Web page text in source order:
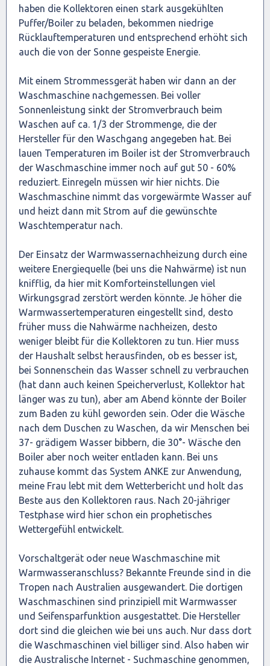
haben die Kollektoren einen stark ausgekühlten
Puffer/Boiler zu beladen, bekommen niedrige
Rücklauftemperaturen und entsprechend erhöht sich
auch die von der Sonne gespeiste Energie.
Mit einem Strommessgerät haben wir dann an der
Waschmaschine nachgemessen. Bei voller
Sonnenleistung sinkt der Stromverbrauch beim
Waschen auf ca. 1/3 der Strommenge, die der
Hersteller für den Waschgang angegeben hat. Bei
lauen Temperaturen im Boiler ist der Stromverbrauch
der Waschmaschine immer noch auf gut 50 - 60%
reduziert. Einregeln müssen wir hier nichts. Die
Waschmaschine nimmt das vorgewärmte Wasser auf
und heizt dann mit Strom auf die gewünschte
Waschtemperatur nach.
Der Einsatz der Warmwassernachheizung durch eine
weitere Energiequelle (bei uns die Nahwärme) ist nun
knifflig, da hier mit Komforteinstellungen viel
Wirkungsgrad zerstört werden könnte. Je höher die
Warmwassertemperaturen eingestellt sind, desto
früher muss die Nahwärme nachheizen, desto
weniger bleibt für die Kollektoren zu tun. Hier muss
der Haushalt selbst herausfinden, ob es besser ist,
bei Sonnenschein das Wasser schnell zu verbrauchen
(hat dann auch keinen Speicherverlust, Kollektor hat
länger was zu tun), aber am Abend könnte der Boiler
zum Baden zu kühl geworden sein. Oder die Wäsche
nach dem Duschen zu Waschen, da wir Menschen bei
37- grädigem Wasser bibbern, die 30°- Wäsche den
Boiler aber noch weiter entladen kann. Bei uns
zuhause kommt das System ANKE zur Anwendung,
meine Frau lebt mit dem Wetterbericht und holt das
Beste aus den Kollektoren raus. Nach 20-jähriger
Testphase wird hier schon ein prophetisches
Wettergefühl entwickelt.
Vorschaltgerät oder neue Waschmaschine mit
Warmwasseranschluss? Bekannte Freunde sind in die
Tropen nach Australien ausgewandert. Die dortigen
Waschmaschinen sind prinzipiell mit Warmwasser
und Seifensparfunktion ausgestattet. Die Hersteller
dort sind die gleichen wie bei uns auch. Nur dass dort
die Waschmaschinen viel billiger sind. Also haben wir
die Australische Internet - Suchmaschine genommen,